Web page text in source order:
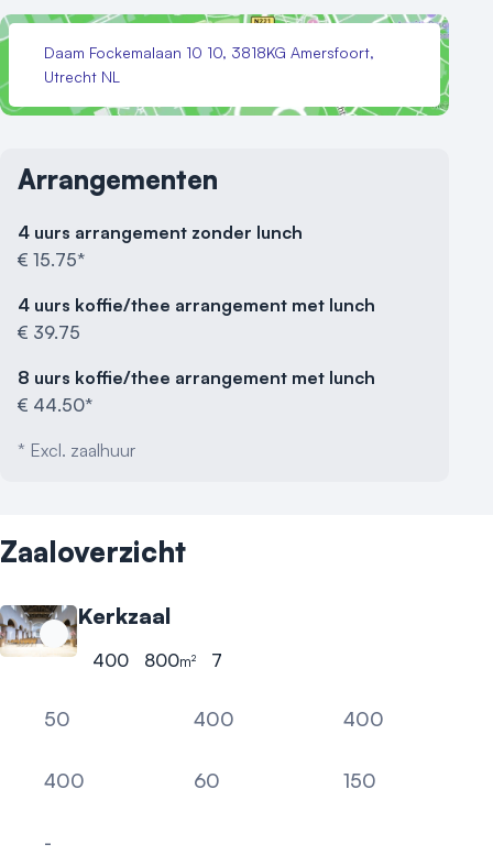
Daam Fockemalaan 10 10, 3818KG Amersfoort,
Utrecht NL
Arrangementen
4 uurs arrangement zonder lunch
€ 15.75*
4 uurs koffie/thee arrangement met lunch
€ 39.75
8 uurs koffie/thee arrangement met lunch
€ 44.50*
* Excl. zaalhuur
Zaaloverzicht
Kerkzaal
Hoogste aantal personen
400
Oppervlakte
800m²
Hoogte
7
U-vorm50 400 nader te bepalen - zie
400
Theater400 60 Cabaret150
-